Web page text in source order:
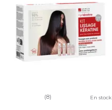
(8) En stock